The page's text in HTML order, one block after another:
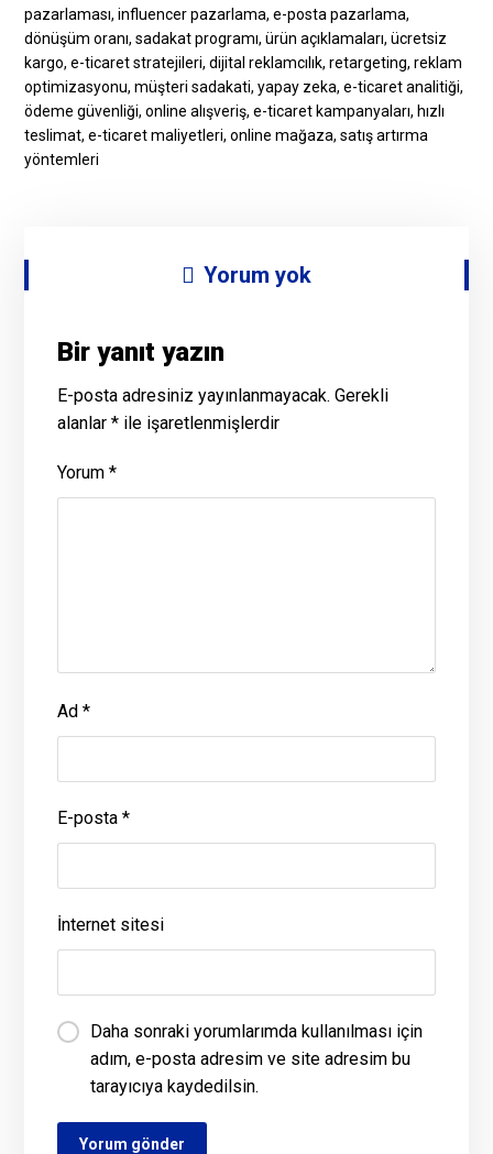
pazarlaması, influencer pazarlama, e-posta pazarlama,
dönüşüm oranı, sadakat programı, ürün açıklamaları, ücretsiz
kargo, e-ticaret stratejileri, dijital reklamcılık, retargeting, reklam
optimizasyonu, müşteri sadakati, yapay zeka, e-ticaret analitiği,
ödeme güvenliği, online alışveriş, e-ticaret kampanyaları, hızlı
teslimat, e-ticaret maliyetleri, online mağaza, satış artırma
yöntemleri
Yorum yok
Bir yanıt yazın
E-posta adresiniz yayınlanmayacak. Gerekli
alanlar* ile işaretlenmişlerdir
Yorum*
Ad*
E-posta*
İnternet sitesi
Daha sonraki yorumlarımda kullanılması için
adım, e-posta adresim ve site adresim bu
tarayıcıya kaydedilsin.